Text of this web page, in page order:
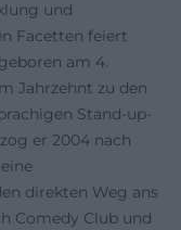
und
Facetten feiert
am 4.
Jahrzehnt zu den
Stand-up-
er 2004 nach
direkten Weg ans
Comedy Club und